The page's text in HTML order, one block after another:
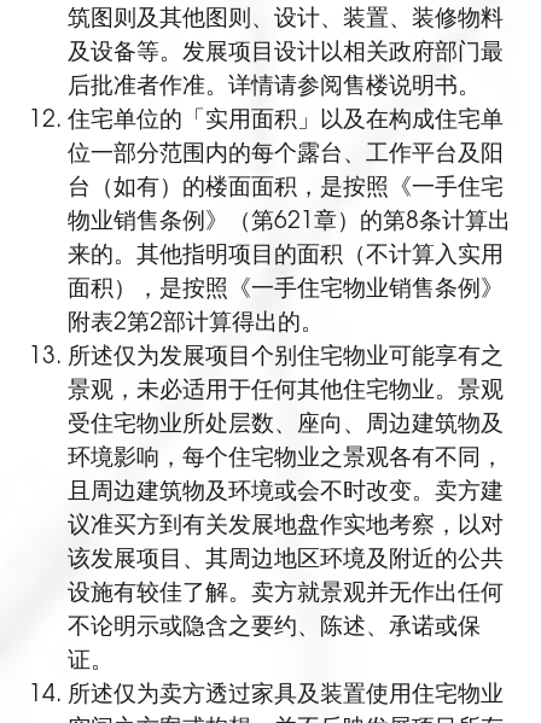
筑图则及其他图则、设计、装置、装修物料
及设备等。发展项目设计以相关政府部门最
后批准者作准。详情请参阅售楼说明书。
住宅单位的「实用面积」以及在构成住宅单
位一部分范围内的每个露台、工作平台及阳
台（如有）的楼面面积，是按照《一手住宅
物业销售条例》（第621章）的第8条计算出
来的。其他指明项目的面积（不计算入实用
面积），是按照《一手住宅物业销售条例》
附表2第2部计算得出的。
所述仅为发展项目个别住宅物业可能享有之
景观，未必适用于任何其他住宅物业。景观
受住宅物业所处层数、座向、周边建筑物及
环境影响，每个住宅物业之景观各有不同，
且周边建筑物及环境或会不时改变。卖方建
议准买方到有关发展地盘作实地考察，以对
该发展项目、其周边地区环境及附近的公共
设施有较佳了解。卖方就景观并无作出任何
不论明示或隐含之要约、陈述、承诺或保
证。
所述仅为卖方透过家具及装置使用住宅物业